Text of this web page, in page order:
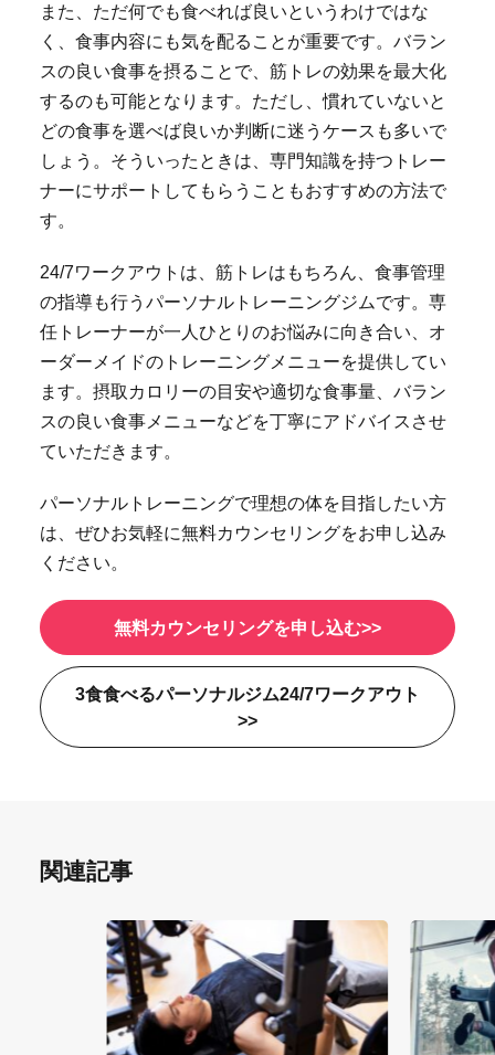
また、ただ何でも食べれば良いというわけではな
く、食事内容にも気を配ることが重要です。バラン
スの良い食事を摂ることで、筋トレの効果を最大化
するのも可能となります。ただし、慣れていないと
どの食事を選べば良いか判断に迷うケースも多いで
しょう。そういったときは、専門知識を持つトレー
ナーにサポートしてもらうこともおすすめの方法で
す。
24/7ワークアウトは、筋トレはもちろん、食事管理
の指導も行うパーソナルトレーニングジムです。専
任トレーナーが一人ひとりのお悩みに向き合い、オ
ーダーメイドのトレーニングメニューを提供してい
ます。摂取カロリーの目安や適切な食事量、バラン
スの良い食事メニューなどを丁寧にアドバイスさせ
ていただきます。
パーソナルトレーニングで理想の体を目指したい方
は、ぜひお気軽に無料カウンセリングをお申し込み
ください。
無料カウンセリングを申し込む>>
3食食べるパーソナルジム24/7ワークアウト
>>
関連記事